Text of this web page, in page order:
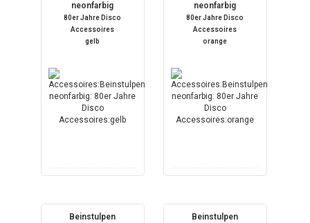
neonfarbig
80er Jahre Disco
Accessoires
gelb
neonfarbig
80er Jahre Disco
Accessoires
orange
Beinstulpen
Beinstulpen